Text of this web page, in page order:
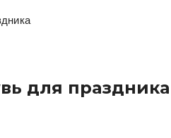
для праздника